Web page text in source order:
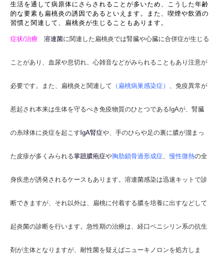
生活を通して病原体にさらされることが多いため、こうした年齢
的な要素も扁桃炎の誘因であるといえます。また、喫煙や飲酒の
習慣と関連して、扁桃炎が生じることもあります。
症状/治療 溶連菌に関連した扁桃炎では腎臓や心臓に合併症が生じる
ことがあり、血尿や息切れ、心雑音などがみられることもあり注意が
必要です。また、扁桃炎と関連して （扁桃病巣感染症） 、免疫異常が
惹起され本来は生体を守るべき免疫物質のひとつであるIgAが、腎臓
の糸球体に炎症を起こす IgA腎症や、手のひらや足の裏に膿が溜まっ
た皮疹が多くみられる掌蹠膿疱症や胸肋鎖骨過形成症、 慢性微熱の全
身疾患が誘発されるケースもあります。溶連菌感染は迅速キットで診
断できますが、それ以外は、扁桃に付着する膿を培養に出すなどして
起炎菌の診断を行います。急性期の治療は、経口ペニシリン系の抗生
剤が主体となりますが、耐性菌を疑えばニューキノロンを処方しま